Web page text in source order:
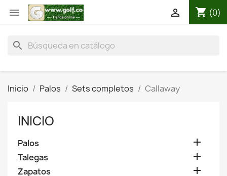
 shopping_cart (0)

search
Inicio Palos Sets completos Callaway
INICIO
Palos 
Talegas 
Zapatos 